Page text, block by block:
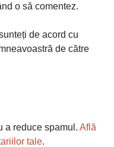
o să comentez.
de acord cu
de către
a reduce spamul. Află
tale.